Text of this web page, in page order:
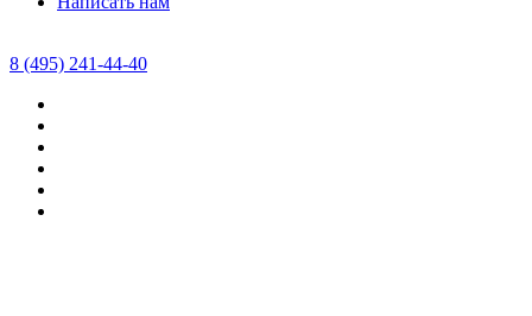
8 (495) 241-44-40